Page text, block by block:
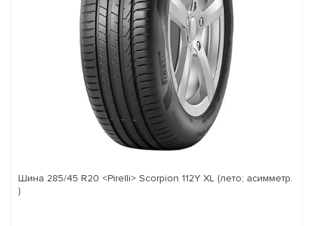
Шина 285/45 R20 <Pirelli> Scorpion 112Y XL (лето; асимметр.
)